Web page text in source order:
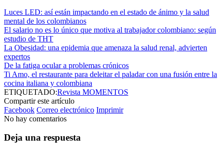
Luces LED: así están impactando en el estado de ánimo y la salud
mental de los colombianos
El salario no es lo único que motiva al trabajador colombiano: según
estudio de THT
La Obesidad: una epidemia que amenaza la salud renal, advierten
expertos
De la fatiga ocular a problemas crónicos
Ti Amo, el restaurante para deleitar el paladar con una fusión entre la
cocina italiana y colombiana
ETIQUETADO:Revista MOMENTOS
Compartir este artículo
Facebook Correo electrónico Imprimir
No hay comentarios
Deja una respuesta